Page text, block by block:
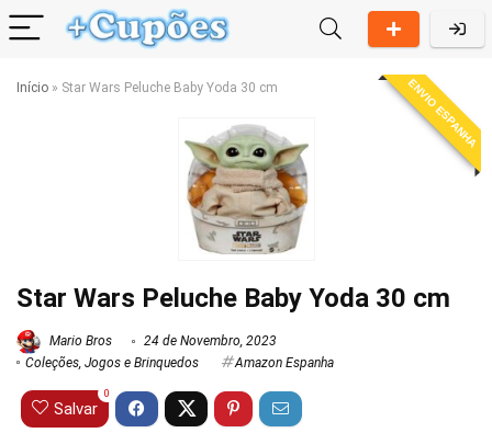
Início » Star Wars Peluche Baby Yoda 30 cm ENVIO ESPANHA
Star Wars Peluche Baby Yoda 30 cm
Mario Bros
24 de Novembro, 2023
Coleções Jogos e Brinquedos Amazon Espanha
Salvar
0